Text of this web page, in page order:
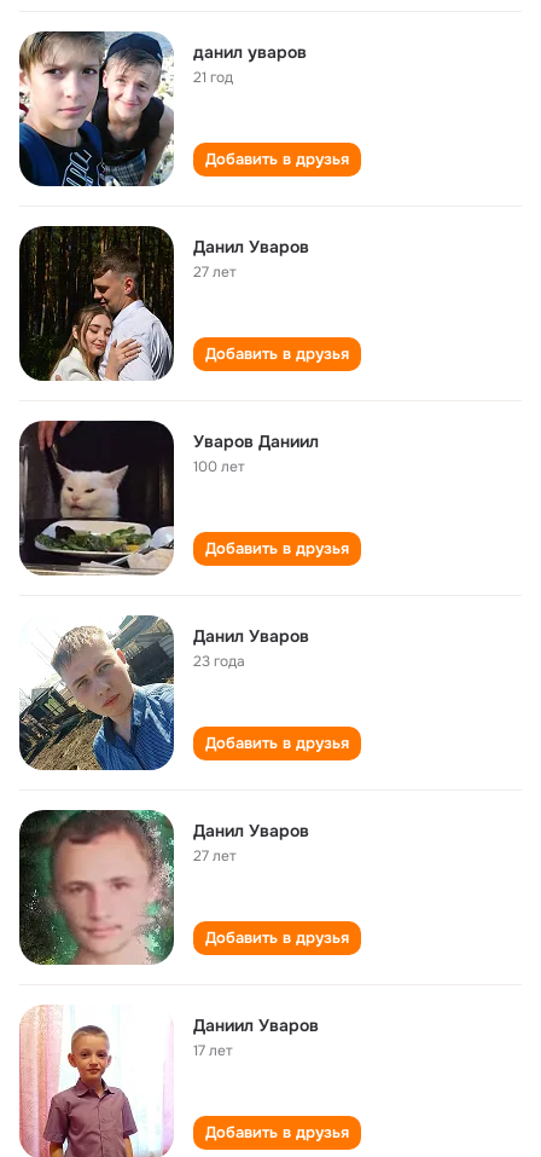
данил уваров
21 год
Добавить в друзья
Данил Уваров
27 лет
Добавить в друзья
Уваров Даниил
100 лет
Добавить в друзья
Данил Уваров
23 года
Добавить в друзья
Данил Уваров
27 лет
Добавить в друзья
Даниил Уваров
17 лет
Добавить в друзья